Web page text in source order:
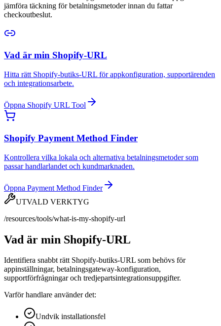
jämföra täckning för betalningsmetoder innan du fattar
checkoutbeslut.
Vad är min Shopify-URL
Hitta rätt Shopify-butiks-URL för appkonfiguration, supportärenden
och integrationsarbete.
Öppna Shopify URL Tool
Shopify Payment Method Finder
Kontrollera vilka lokala och alternativa betalningsmetoder som
passar handlarlandet och kundmarknaden.
Öppna Payment Method Finder
UTVALD VERKTYG
/resources/tools/what-is-my-shopify-url
Vad är min Shopify-URL
Identifiera snabbt rätt Shopify-butiks-URL som behövs för
appinställningar, betalningsgateway-konfiguration,
supportförfrågningar och tredjepartsintegrationsuppgifter.
Varför handlare använder det:
Undvik installationsfel